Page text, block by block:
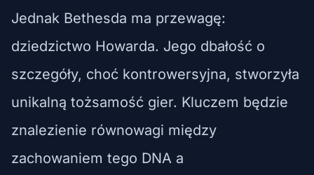
Jednak Bethesda ma przewagę:
dziedzictwo Howarda. Jego dbałość o
szczegóły, choć kontrowersyjna, stworzyła
unikalną tożsamość gier. Kluczem będzie
znalezienie równowagi między
zachowaniem tego DNA a